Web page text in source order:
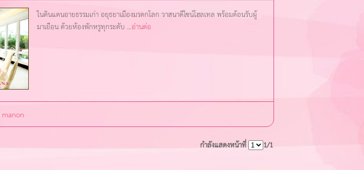
ในดินแดนอายธรรมเก่า อยุธยาเมืองมรดกโลก วาสนาดีไซน์โฮลเทล พร้อมต้อนรับผู้
มาเยือน ด้วยห้องพักหรูทุกระดับ ...อ่านต่อ
manon
กำลังแสดงหน้าที่ 1/1